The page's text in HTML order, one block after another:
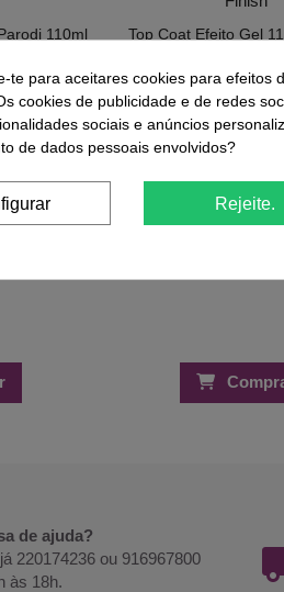
110ml
Top Coat Efeito Gel
3,01 €4,29
de ajuda?
220174236 ou 916967800
às 18h.
te para aceitares cookies para efeitos
cookies de publicidade e de redes
sociais e anúncios
de dados pessoais envolvidos?
Rejeite.